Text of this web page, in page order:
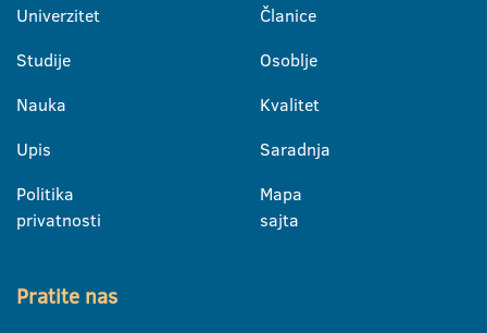
Univerzitet
Studije
Nauka
Upis
Politika
privatnosti
Članice
Osoblje
Kvalitet
Saradnja
Mapa
sajta
Pratite nas